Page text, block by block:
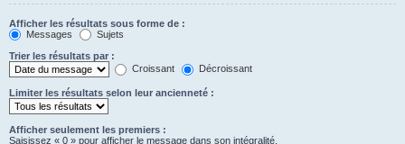
Afficher les résultats sous forme de :
Messages
Sujets
Trier les résultats par :
Croissant
Décroissant
Limiter les résultats selon leur ancienneté :
Afficher seulement les premiers :
Saisissez « 0 » pour afficher le message dans son intégralité.